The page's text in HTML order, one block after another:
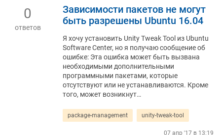
0
ответов
Зависимости пакетов не могут
быть разрешены Ubuntu 16.04
Я хочу установить Unity Tweak Tool из Ubuntu
Software Center, но я получаю сообщение об
ошибке: Эта ошибка может быть вызвана
необходимыми дополнительными
программными пакетами, которые
отсутствуют или не устанавливаются. Кроме
того, может возникнут…
package-management unity-tweak-tool
07 апр '17 в 13:19